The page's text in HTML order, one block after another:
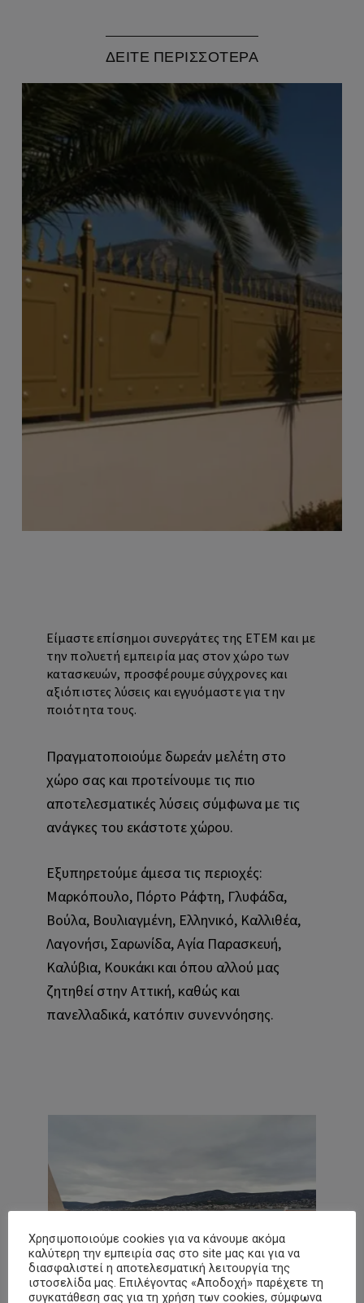
ΔΕΙΤΕ ΠΕΡΙΣΣΟΤΕΡΑ
Είμαστε επίσημοι συνεργάτες της ΕΤΕΜ και με
την πολυετή εμπειρία μας στον χώρο των
κατασκευών, προσφέρουμε σύγχρονες και
αξιόπιστες λύσεις και εγγυόμαστε για την
ποιότητα τους.
Πραγματοποιούμε δωρεάν μελέτη στο
χώρο σας και προτείνουμε τις πιο
αποτελεσματικές λύσεις σύμφωνα με τις
ανάγκες του εκάστοτε χώρου.
Εξυπηρετούμε άμεσα τις περιοχές:
Μαρκόπουλο, Πόρτο Ράφτη, Γλυφάδα,
Βούλα, Βουλιαγμένη, Ελληνικό, Καλλιθέα,
Λαγονήσι, Σαρωνίδα, Αγία Παρασκευή,
Καλύβια, Κουκάκι και όπου αλλού μας
ζητηθεί στην Αττική, καθώς και
πανελλαδικά, κατόπιν συνεννόησης.
Χρησιμοποιούμε cookies για να κάνουμε ακόμα
καλύτερη την εμπειρία σας στο site μας και για να
διασφαλιστεί η αποτελεσματική λειτουργία της
ιστοσελίδα μας. Επιλέγοντας «Αποδοχή» παρέχετε τη
συγκατάθεση σας για τη χρήση των cookies, σύμφωνα